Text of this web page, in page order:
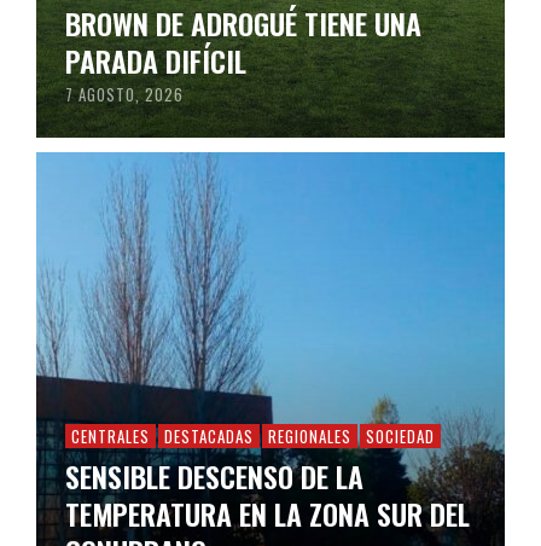
BROWN DE ADROGUÉ TIENE UNA
PARADA DIFÍCIL
7 AGOSTO, 2026
CENTRALES DESTACADAS REGIONALES SOCIEDAD
SENSIBLE DESCENSO DE LA
TEMPERATURA EN LA ZONA SUR DEL